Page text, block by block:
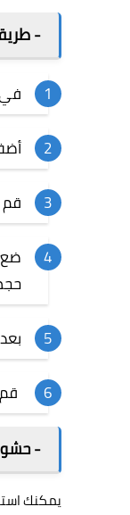
-
في
ضع
-
يمكنك